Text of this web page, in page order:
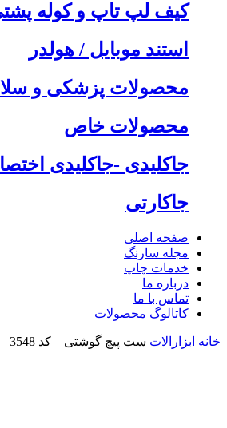
کیف لپ تاپ و کوله
استند موبایل / هولدر
محصولات پزشکی و
محصولات خاص
جاکلیدی -جاکلیدی
جاکارتی
صفحه اصلی
مجله سارنگ
خدمات چاپ
درباره ما
تماس با ما
کاتالوگ محصولات
خانه ابزارالات ست پیچ گوشتی – کد 3548